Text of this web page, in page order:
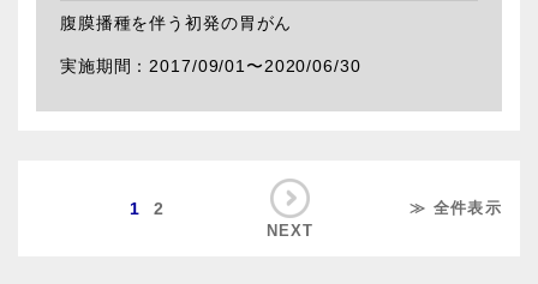
腹膜播種を伴う初発の胃がん
2017/09/01〜2020/06/30
1 2
NEXT
≫ 全件表示